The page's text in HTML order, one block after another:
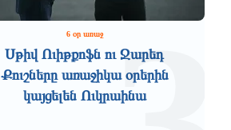
6 օր առաջ
Սթիվ Ուիթքոֆն ու Ջարեդ
Քուշները առաջիկա օրերին
կայցելեն Ուկրաինա